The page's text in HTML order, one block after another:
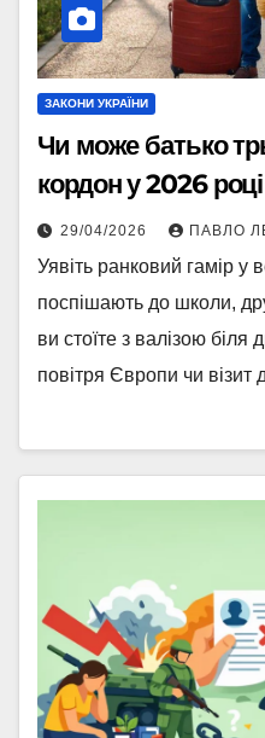
ЗАКОНИ УКРАЇНИ
Чи може батько
кордон у 2026 році
29/04/2026 ПАВЛО
Уявіть ранковий гамір у
поспішають до школи,
ви стоїте з валізою
повітря Європи чи візит